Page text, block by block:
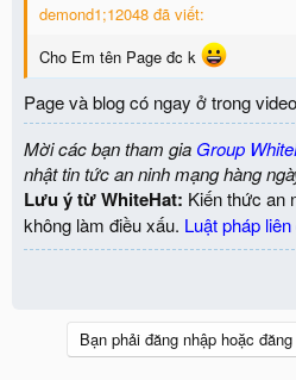
demond1;12048 đã viết:
Cho Em tên Page đc k
Page và blog có ngay ở trong
Mời các bạn tham gia Group
nhật tin tức an ninh mạng hàng
Lưu ý từ WhiteHat: Kiến thức an
không làm điều xấu. Luật pháp
Bạn phải đăng nhập hoặc